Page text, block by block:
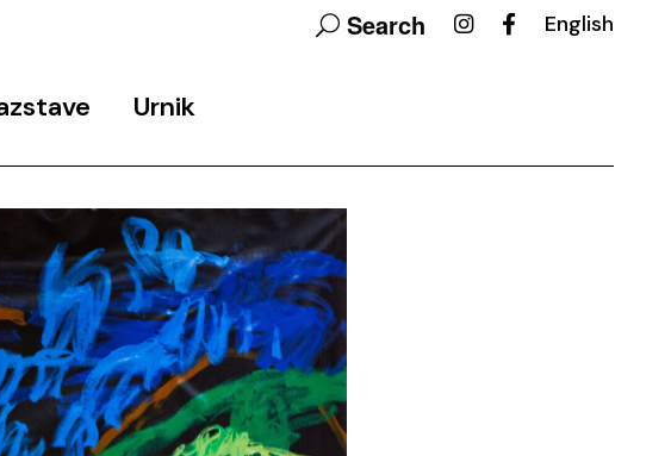
Search English
razstave
in raziskovalni
Urnik